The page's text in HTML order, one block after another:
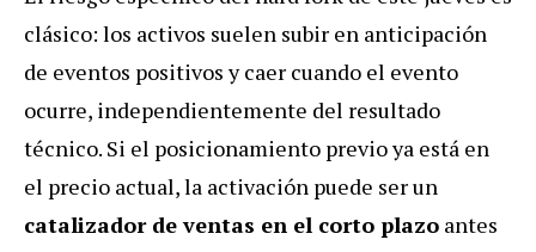
clásico: los activos suelen subir en anticipación
de eventos positivos y caer cuando el evento
ocurre, independientemente del resultado
técnico. Si el posicionamiento previo ya está en
el precio actual, la activación puede ser un
catalizador de ventas en el corto plazo antes